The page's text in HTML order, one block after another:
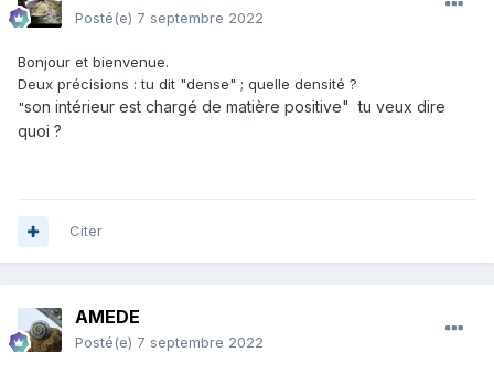
Posté(e) 7 septembre 2022
Bonjour et bienvenue.
Deux précisions : tu dit "dense" ; quelle densité ?
"son intérieur est chargé de matière positive" tu veux dire
quoi ?
Citer
AMEDE
Posté(e) 7 septembre 2022